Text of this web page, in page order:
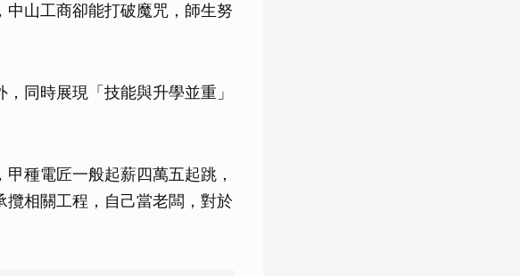
山工商卻能打破魔咒，師生努
同時展現「技能與升學並重」
種電匠一般起薪四萬五起跳，
攬相關工程，自己當老闆，對於